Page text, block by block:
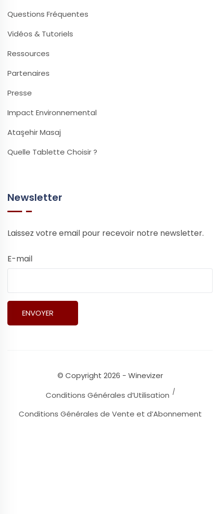
Questions Fréquentes
Vidéos & Tutoriels
Ressources
Partenaires
Presse
Impact Environnemental
Ataşehir Masaj
Quelle Tablette Choisir ?
Newsletter
Laissez votre email pour recevoir notre newsletter.
E-mail
© Copyright 2026 - Winevizer
Conditions Générales d’Utilisation
Conditions Générales de Vente et d’Abonnement